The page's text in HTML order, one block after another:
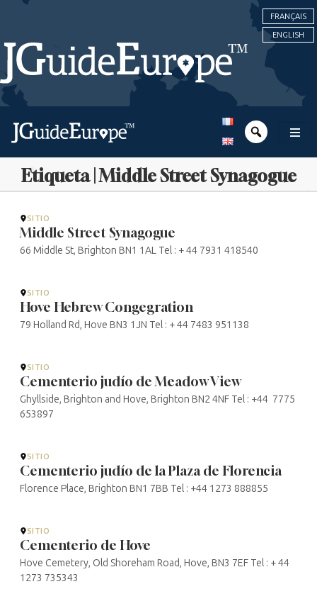
FRANÇAIS
ENGLISH
Etiqueta | Middle Street Synagogue
SITIO
Middle Street Synagogue
66 Middle St, Brighton BN1 1AL Tel : + 44 7931 418540
SITIO
Hove Hebrew Congegration
79 Holland Rd, Hove BN3 1JN Tel : + 44 7483 951138
SITIO
Cementerio judío de Meadow View
Ghyllside, Brighton and Hove, Brighton BN2 4NF Tel : +44 7775
653897
SITIO
Cementerio judío de la Plaza de Florencia
Florence Place, Brighton BN1 7BB Tel : +44 1273 888855
SITIO
Cementerio de Hove
Hove Cemetery, Old Shoreham Road, Hove, BN3 7EF Tel : + 44
1273 735343